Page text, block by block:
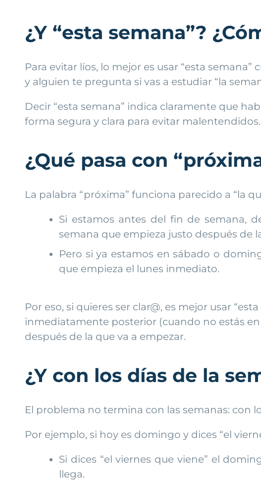
¿Y “esta semana”?
Para evitar líos, lo mejor es usar “esta
y alguien te pregunta si vas a estudiar “la
Decir “esta semana” indica claramente que
forma segura y clara para evitar malentendidos.
¿Qué pasa con
La palabra “próxima” funciona parecido a “la
Si estamos antes del fin de semana,
semana que empieza justo después de
Pero si ya estamos en sábado o
que empieza el lunes inmediato.
Por eso, si quieres ser clar@, es mejor usar
inmediatamente posterior (cuando no estás en
después de la que va a empezar.
¿Y con los días de la
El problema no termina con las semanas: con
Por ejemplo, si hoy es domingo y dices “el
Si dices “el viernes que viene” el
llega.